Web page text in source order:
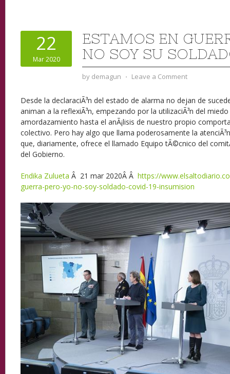
22
Mar 2020
ESTAMOS EN
NO SOY SU
by demagun ⋅ Leave a Comment
Desde la declaraciÃ³n del estado de alarma no dejan de
animan a la reflexiÃ³n, empezando por la utilizaciÃ³n del
amordazamiento hasta el anÃ¡lisis de nuestro propio
colectivo. Pero hay algo que llama poderosamente la
que, diariamente, ofrece el llamado Equipo tÃ©cnico del
del Gobierno.
Endika Zulueta Â 21 mar 2020Â Â https://
guerra-pero-yo-no-soy-soldado-covid-19-insumision